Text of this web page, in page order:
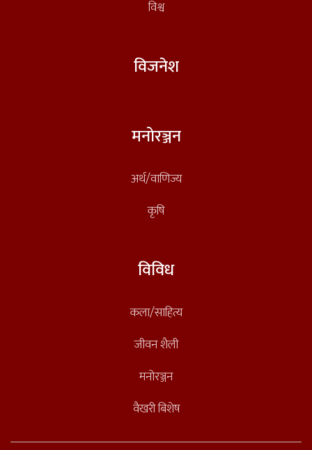
विश्व
विजनेश
मनोरञ्जन
अर्थ/वाणिज्य
कृषि
विविध
कला/साहित्य
जीवन शैली
मनोरञ्जन
वैखरी बिशेष